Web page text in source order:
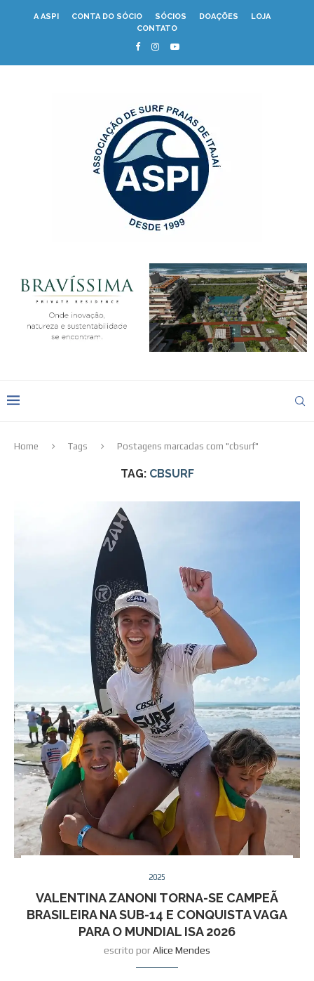
A ASPI CONTA DO SÓCIO SÓCIOS DOAÇÕES
LOJA
CONTATO
Home Tags Postagens marcadas com "cbsurf"
TAG: CBSURF
2025
VALENTINA ZANONI TORNA-SE CAMPEÃ
BRASILEIRA NA SUB-14 E CONQUISTA VAGA
PARA O MUNDIAL ISA 2026
escrito porAlice Mendes